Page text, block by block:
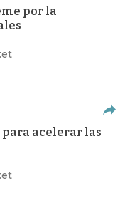
por la
acelerar las